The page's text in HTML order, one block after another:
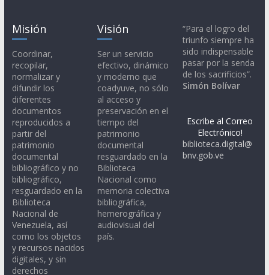
Misión
Coordinar,
recopilar,
normalizar y
difundir los
diferentes
documentos
reproducidos a
partir del
patrimonio
documental
bibliográfico y no
bibliográfico,
resguardado en la
Biblioteca
Nacional de
Venezuela, así
como los objetos
y recursos nacidos
digitales, y sin
derechos
Visión
Ser un servicio
efectivo, dinámico
y moderno que
coadyuve, no sólo
al acceso y
preservación en el
tiempo del
patrimonio
documental
resguardado en la
Biblioteca
Nacional como
memoria colectiva
bibliográfica,
hemerográfica y
audiovisual del
país.
“Para el logro del
triunfo siempre ha
sido indispensable
pasar por la senda
de los sacrificios”.
Simón Bolívar
Escribe al Correo
Electrónico!
biblioteca.digital@
bnv.gob.ve